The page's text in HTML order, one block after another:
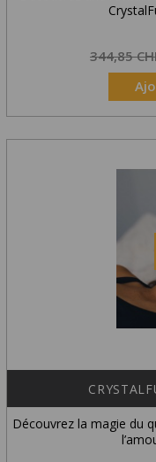
Prix
habituel
344,85
Découvrez la magie du